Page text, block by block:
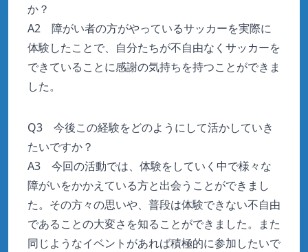
か？
A2 障がい者の方がやっているサッカーを実際に
体験したことで、自分たちが不自由なくサッカーを
できていることに感謝の気持ちを持つことができま
した。
Q3 今後この経験をどのようにして活かしていき
たいですか？
A3 今回の活動では、体験をしていく中で様々な
障がいをかかえている方と出会うことができまし
た。その方々の思いや、普段は体験できない不自由
であることの大変さを知ることができました。また
同じようなイベントがあれば積極的に参加したいで